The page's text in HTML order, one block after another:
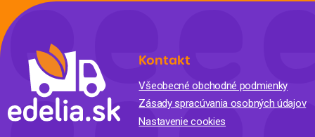
Kontakt
Všeobecné obchodné podmienky
Zásady spracúvania osobných údajov
Nastavenie cookies